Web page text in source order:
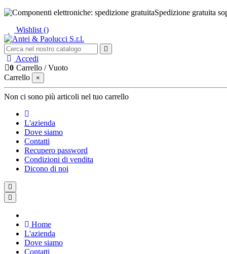
Spedizione gratuita
Wishlist ()
Accedi
0 Carrello /Vuoto
Carrello
×
Non ci sono più articoli nel tuo carrello
L'azienda
Dove siamo
Contatti
Recupero password
Condizioni di vendita
Dicono di noi
Home
L'azienda
Dove siamo
Contatti